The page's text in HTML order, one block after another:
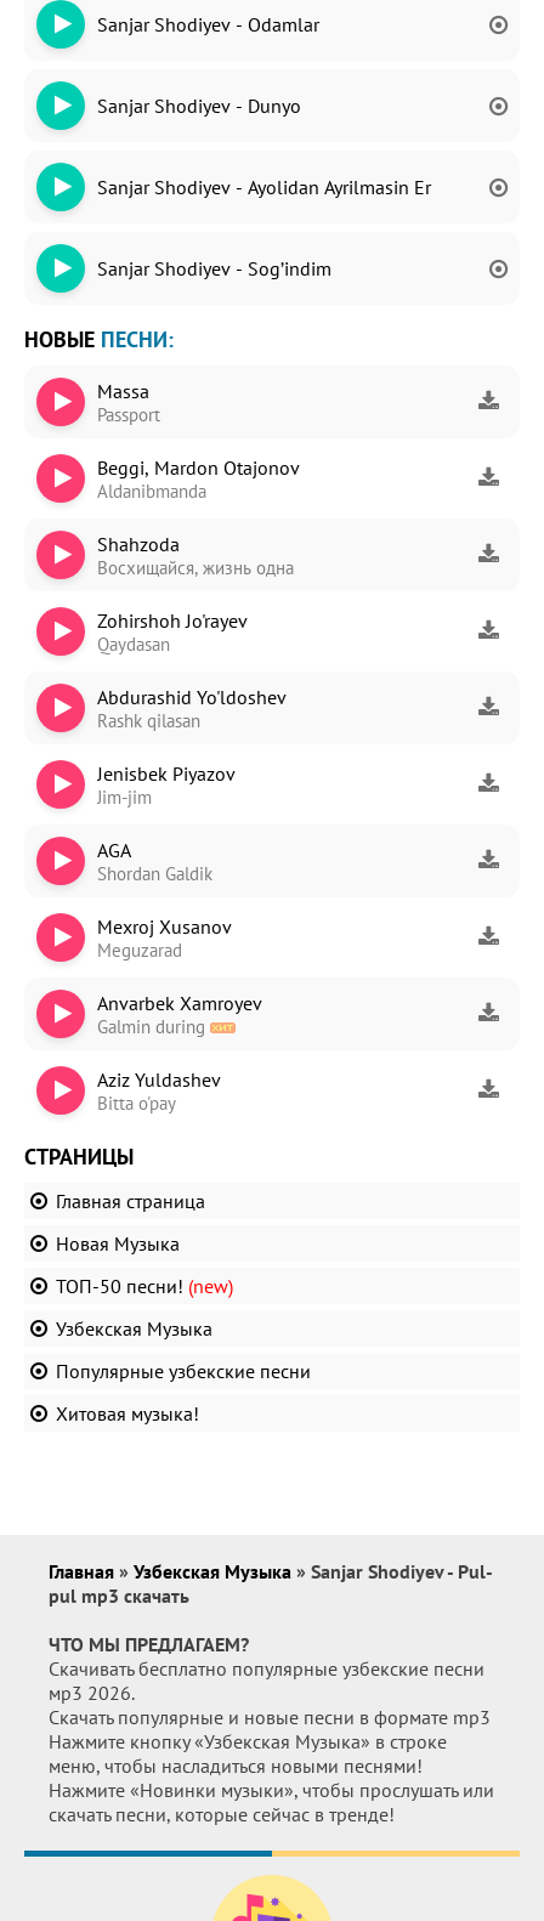
Sanjar Shodiyev - Odamlar
Sanjar Shodiyev - Dunyo
Sanjar Shodiyev - Ayolidan Ayrilmasin Er
Sanjar Shodiyev - Sog’indim
НОВЫЕ ПЕСНИ:
Massa
Passport
Beggi, Mardon Otajonov
Aldanibmanda
Shahzoda
Восхищайся, жизнь одна
Zohirshoh Jo'rayev
Qaydasan
Abdurashid Yo'ldoshev
Rashk qilasan
Jenisbek Piyazov
Jim-jim
AGA
Shordan Galdik
Mexroj Xusanov
Meguzarad
Anvarbek Xamroyev
Galmin during
Aziz Yuldashev
Bitta o'pay
СТРАНИЦЫ
Главная страница
Новая Музыка
ТОП-50 песни! (new)
Узбекская Музыка
Популярные узбекские песни
Хитовая музыка!
Главная » Узбекская Музыка » Sanjar Shodiyev - Pul-
pul mp3 скачать
ЧТО МЫ ПРЕДЛАГАЕМ?
Скачивать бесплатно популярные узбекские песни
мр3 2026.
Скачать популярные и новые песни в формате mp3
Нажмите кнопку «Узбекская Музыка» в строке
меню, чтобы насладиться новыми песнями!
Нажмите «Новинки музыки», чтобы прослушать или
скачать песни, которые сейчас в тренде!